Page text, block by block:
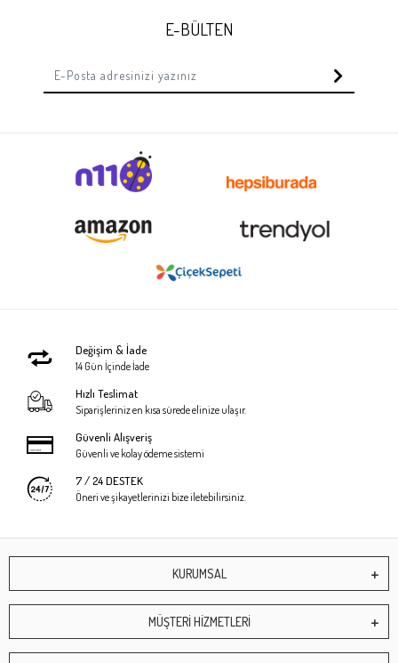
E-BÜLTEN
Değişim & İade
14 Gün İçinde İade
Hızlı Teslimat
Siparişleriniz en kısa sürede elinize ulaşır.
Güvenli Alışveriş
Güvenli ve kolay ödeme sistemi
7 / 24 DESTEK
Öneri ve şikayetlerinizi bize iletebilirsiniz.
KURUMSAL
MÜŞTERİ HİZMETLERİ